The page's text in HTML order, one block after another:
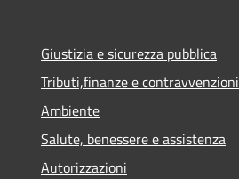
Giustizia e sicurezza pubblica
Tributi,finanze e contravvenzioni
Ambiente
Salute, benessere e assistenza
Autorizzazioni